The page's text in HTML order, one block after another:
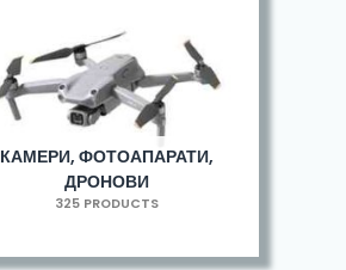
КАМЕРИ, ФОТОАПАРАТИ,
ДРОНОВИ
325 PRODUCTS